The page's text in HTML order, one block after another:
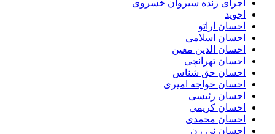
اجرای زنده سیروان خسروی
اجوید
احسان اراتو
احسان اسلامی
احسان الدین معین
احسان تهرانچی
احسان حق شناس
احسان خواجه امیری
احسان رئیسی
احسان کریمی
احسان محمدی
احسان نی زن